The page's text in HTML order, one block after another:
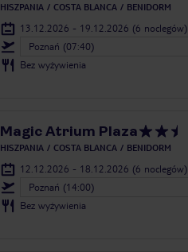
HISZPANIA COSTA BLANCA BENIDORM
13.12.2026 - 19.12.2026 (6 noclegów)
Poznań (07:40)
Bez wyżywienia
Magic Atrium Plaza
HISZPANIA COSTA BLANCA BENIDORM
12.12.2026 - 18.12.2026 (6 noclegów)
Poznań (14:00)
Bez wyżywienia